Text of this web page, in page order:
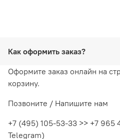
Как оформить заказ?
Оформите заказ онлайн на
корзину.
Позвоните / Напишите нам
+7 (495) 105-53-33 >> +7 965
Telegram)